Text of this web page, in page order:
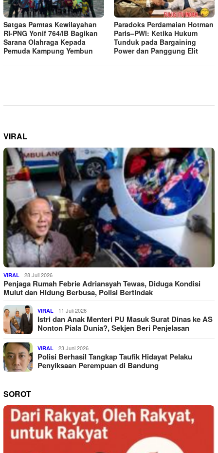
Satgas Pamtas Kewilayahan
RI-PNG Yonif 764/IB Bagikan
Sarana Olahraga Kepada
Pemuda Kampung Yembun
Paradoks Perdamaian Hotman
Paris–PWI: Ketika Hukum
Tunduk pada Bargaining
Power dan Panggung Elit
VIRAL
VIRAL 28 Juli 2026
Penjaga Rumah Febrie Adriansyah Tewas, Diduga Kondisi
Mulut dan Hidung Berbusa, Polisi Bertindak
VIRAL 11 Juli 2026
Istri dan Anak Menteri PU Masuk Surat Dinas ke AS
Nonton Piala Dunia?, Sekjen Beri Penjelasan
VIRAL 23 Juni 2026
Polisi Berhasil Tangkap Taufik Hidayat Pelaku
Penyiksaan Perempuan di Bandung
SOROT